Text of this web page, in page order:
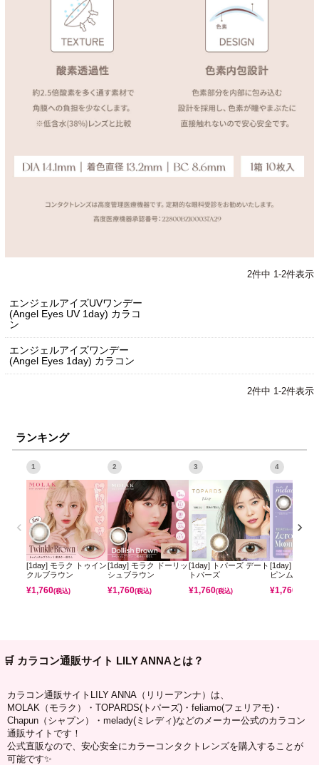
2件中 1 -2件表示
エンジェルアイズUVワンデー
(Angel Eyes UV 1day) カラコ
ン
エンジェルアイズワンデー
(Angel Eyes 1day) カラコン
2件中 1-2件表示
ランキング
1
[1day] モラク トゥイン
クルブラウン
¥1,760(税込)
2
[1day] モラク ドーリッ
シュブラウン
¥1,760(税込)
3
[1day] トパーズ デート
トパーズ
¥1,760(税込)
4
[1day] ミレデ
ピンムーン
¥1,760
🛒 カラコン通販サイト LILY ANNAとは？
カラコン通販サイトLILY ANNA（リリーアンナ）は、
MOLAK（モラク）・TOPARDS(トパーズ)・feliamo(フェリアモ)・
Chapun（シャプン）・melady(ミレディ)などのメーカー公式のカラコン
通販サイトです！
公式直販なので、安心安全にカラーコンタクトレンズを購入することが
可能です✨